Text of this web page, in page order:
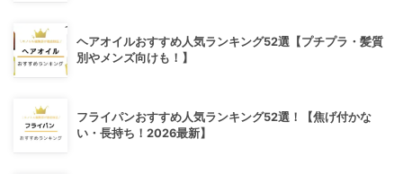
ヘアオイルおすすめ人気ランキング52選【プチプラ・髪質
別やメンズ向けも！】
フライパンおすすめ人気ランキング52選！【焦げ付かな
い・長持ち！2026最新】